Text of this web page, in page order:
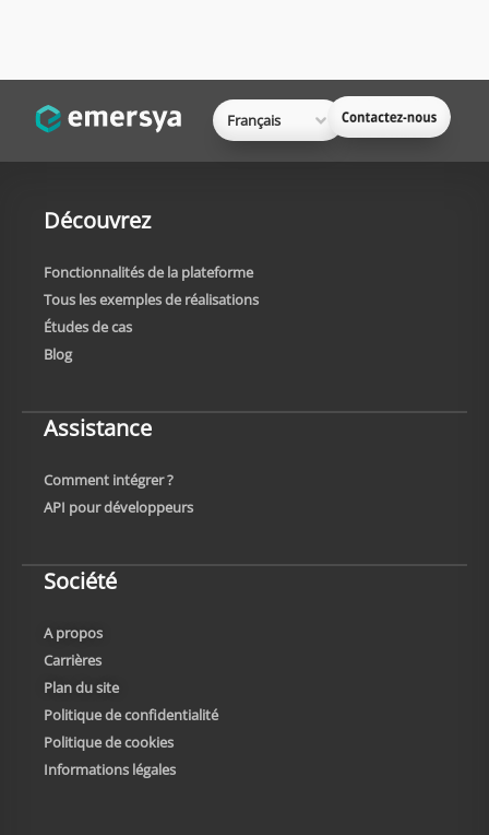
Français
Découvrez
Fonctionnalités de la plateforme
Tous les exemples de réalisations
Études de cas
Blog
Assistance
Comment intégrer ?
API pour développeurs
Société
A propos
Carrières
Plan du site
Politique de confidentialité
Politique de cookies
Informations légales